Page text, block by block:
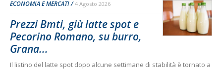
ECONOMIA E MERCATI 4 Agosto 2026
Prezzi Bmti, giù latte spot e
Pecorino Romano, su burro,
Grana...
Il listino del latte spot dopo alcune settimane di stabilità è tornato a